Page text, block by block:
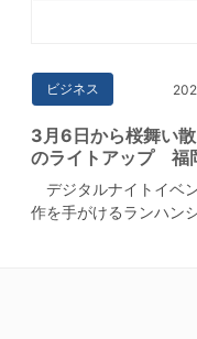
ビジネス
3月6日から桜舞い
のライトアップ 福
デジタルナイトイベ
作を手がけるランハン